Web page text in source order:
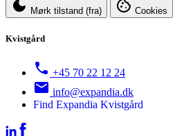
Mørk tilstand (fra) Cookies
Kvistgård
+45 70 22 12 24
info@expandia.dk
Find Expandia Kvistgård